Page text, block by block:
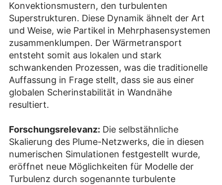
Konvektionsmustern, den turbulenten
Superstrukturen. Diese Dynamik ähnelt der Art
und Weise, wie Partikel in Mehrphasensystemen
zusammenklumpen. Der Wärmetransport
entsteht somit aus lokalen und stark
schwankenden Prozessen, was die traditionelle
Auffassung in Frage stellt, dass sie aus einer
globalen Scherinstabilität in Wandnähe
resultiert.
Forschungsrelevanz: Die selbstähnliche
Skalierung des Plume-Netzwerks, die in diesen
numerischen Simulationen festgestellt wurde,
eröffnet neue Möglichkeiten für Modelle der
Turbulenz durch sogenannte turbulente